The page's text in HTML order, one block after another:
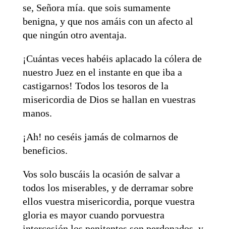
se, Señora mía. que sois sumamente
benigna, y que nos amáis con un afecto al
que ningún otro aventaja.
¡Cuántas veces habéis aplacado la cólera de
nuestro Juez en el instante en que iba a
castigarnos! Todos los tesoros de la
misericordia de Dios se hallan en vuestras
manos.
¡Ah! no ceséis jamás de colmarnos de
beneficios.
Vos solo buscáis la ocasión de salvar a
todos los miserables, y de derramar sobre
ellos vuestra misericordia, porque vuestra
gloria es mayor cuando porvuestra